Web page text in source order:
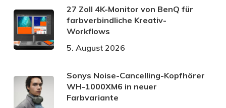
27 Zoll 4K-Monitor von BenQ für
farbverbindliche Kreativ-
Workflows
5. August 2026
Sonys Noise-Cancelling-Kopfhörer
WH-1000XM6 in neuer
Farbvariante